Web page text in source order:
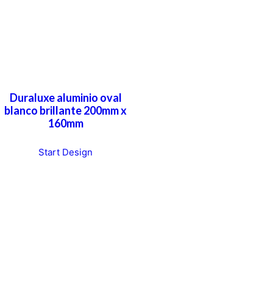
Duraluxe aluminio oval
blanco brillante 200mm x
160mm
Start Design